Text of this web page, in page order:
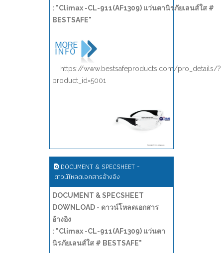
: "Climax -CL-911(AF1309) แว่นตานิรภัยเลนส์ใส #
BESTSAFE"
https://www.bestsafeproducts.com/pro_details/?
product_id=5001
DOCUMENT & SPECSHEET -
ดาวน์โหลดเอกสารอ้างอิง
DOCUMENT & SPECSHEET
DOWNLOAD - ดาวน์โหลดเอกสาร
อ้างอิง
: "Climax -CL-911(AF1309) แว่นตา
นิรภัยเลนส์ใส # BESTSAFE"